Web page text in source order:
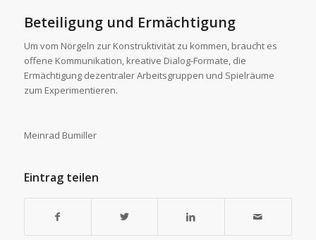
Beteiligung und Ermächtigung
Um vom Nörgeln zur Konstruktivität zu kommen, braucht es
offene Kommunikation, kreative Dialog-Formate, die
Ermächtigung dezentraler Arbeitsgruppen und Spielräume
zum Experimentieren.
Meinrad Bumiller
Eintrag teilen